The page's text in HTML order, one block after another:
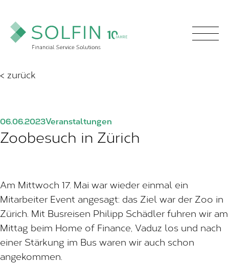
< zurück
06.06.2023Veranstaltungen
Zoobesuch in Zürich
Am Mittwoch 17. Mai war wieder einmal ein
Mitarbeiter Event angesagt: das Ziel war der Zoo in
Zürich. Mit Busreisen Philipp Schädler fuhren wir am
Mittag beim Home of Finance, Vaduz los und nach
einer Stärkung im Bus waren wir auch schon
angekommen.